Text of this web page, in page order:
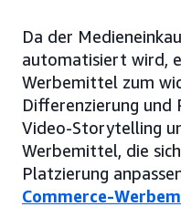
Da der
automatisiert wird,
Werbemittel zum
Differenzierung und
Video-Storytelling
Werbemittel, die
Platzierung
Commerce-